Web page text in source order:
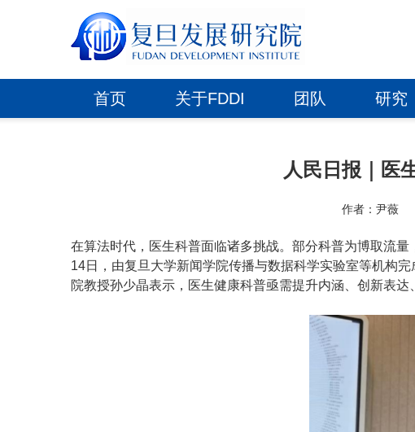
首页 关于FDDI 团队 研究
人民日报｜医
作者：尹薇
在算法时代，医生科普面临诸多挑战。部分科普为博取流
14日，由复旦大学新闻学院传播与数据科学实验室等机构
院教授孙少晶表示，医生健康科普亟需提升内涵、创新表达